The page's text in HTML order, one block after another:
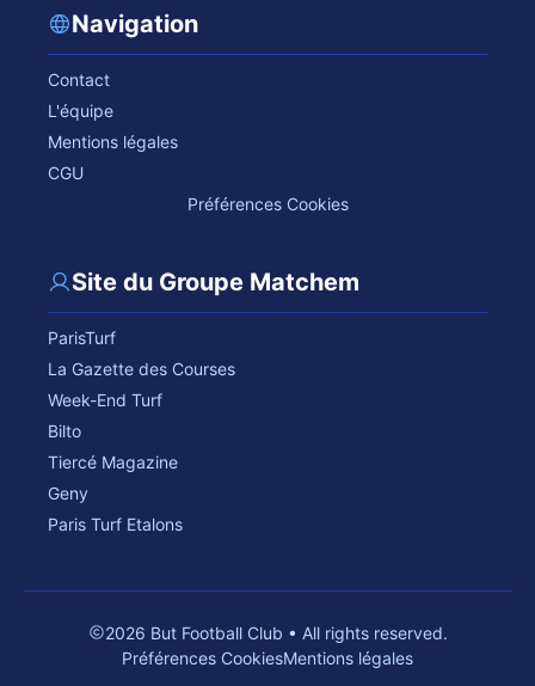
Navigation
Contact
L'équipe
Mentions légales
CGU
Préférences Cookies
Site du Groupe Matchem
ParisTurf
La Gazette des Courses
Week-End Turf
Bilto
Tiercé Magazine
Geny
Paris Turf Etalons
2026 But Football Club • All rights reserved.
Préférences CookiesMentions légales